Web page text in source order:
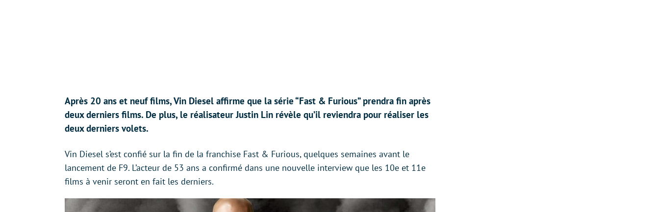
Après 20 ans et neuf films, Vin Diesel affirme que la série “Fast & Furious” prendra fin après
deux derniers films. De plus, le réalisateur Justin Lin révèle qu’il reviendra pour réaliser les
deux derniers volets.
Vin Diesel s’est confié sur la fin de la franchise Fast & Furious, quelques semaines avant le
lancement de F9. L’acteur de 53 ans a confirmé dans une nouvelle interview que les 10e et 11e
films à venir seront en fait les derniers.